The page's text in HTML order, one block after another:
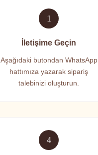
1
İletişime Geçin
Aşağıdaki butondan WhatsApp
hattımıza yazarak sipariş
talebinizi oluşturun.
4